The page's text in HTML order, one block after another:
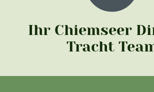
Ihr Chiemseer
Tracht